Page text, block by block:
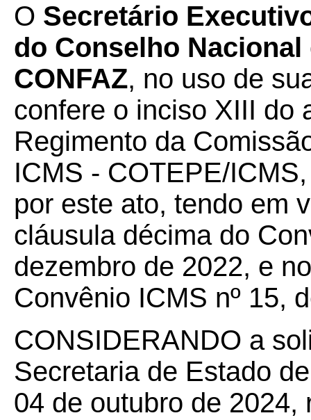
O Secretário
do Conselho
CONFAZ, no uso de
confere o inciso XIII do
Regimento da
ICMS - COTEPE/
por este ato, tendo em
cláusula décima do
dezembro de 2022, e
Convênio ICMS nº 15,
CONSIDERANDO a
Secretaria de Estado
04 de outubro de